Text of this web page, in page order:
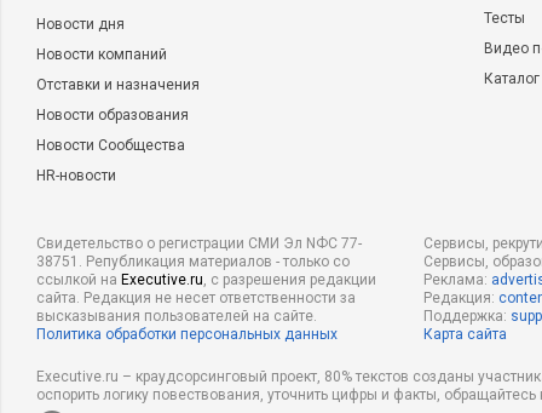
Новости дня
Новости компаний
Отставки и назначения
Новости образования
Новости Сообщества
HR-новости
Тесты
Видео
Свидетельство о регистрации СМИ Эл NФС 77-
38751. Републикация материалов - только со
ссылкой на Executive.ru, с разрешения редакции
сайта. Редакция не несет ответственности за
высказывания пользователей на сайте.
Политика обработки персональных данных
Сервисы,
Сервисы,
Реклама:
Редакция:
Поддержка:
Карта сайта
Executive.ru – краудсорсинговый проект, 80% текстов созданы
оспорить логику повествования, уточнить цифры и факты,